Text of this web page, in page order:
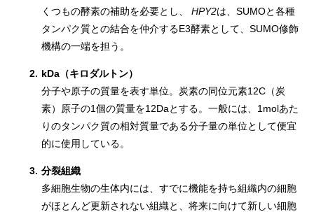
くつもの酵素の補助を必要とし、HPY2は、SUMOと各種
タンパク質との結合を仲介するE3酵素として、SUMO修飾
機構の一端を担う。
2. kDa（キロダルトン）
分子や原子の質量を表す単位。炭素の同位元素12C（炭
素）原子の1個の質量を12Daとする。一般には、1molあた
りのタンパク質の相対質量である分子量の単位として便宜
的に使用している。
3. 分裂組織
多細胞生物の生体内には、すでに機能を持ち組織内の細胞
がほとんど更新されない組織と、将来に向けて新しい細胞